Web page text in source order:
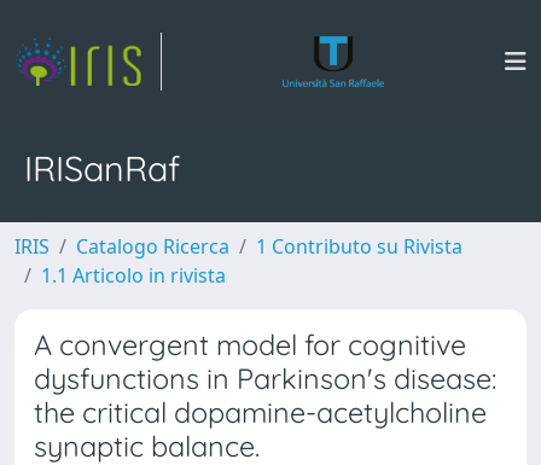
IRISanRaf
IRIS Catalogo Ricerca
1 Contributo su Rivista
1.1 Articolo in rivista
A convergent model for cognitive
dysfunctions in Parkinson's disease:
the critical dopamine-acetylcholine
synaptic balance.